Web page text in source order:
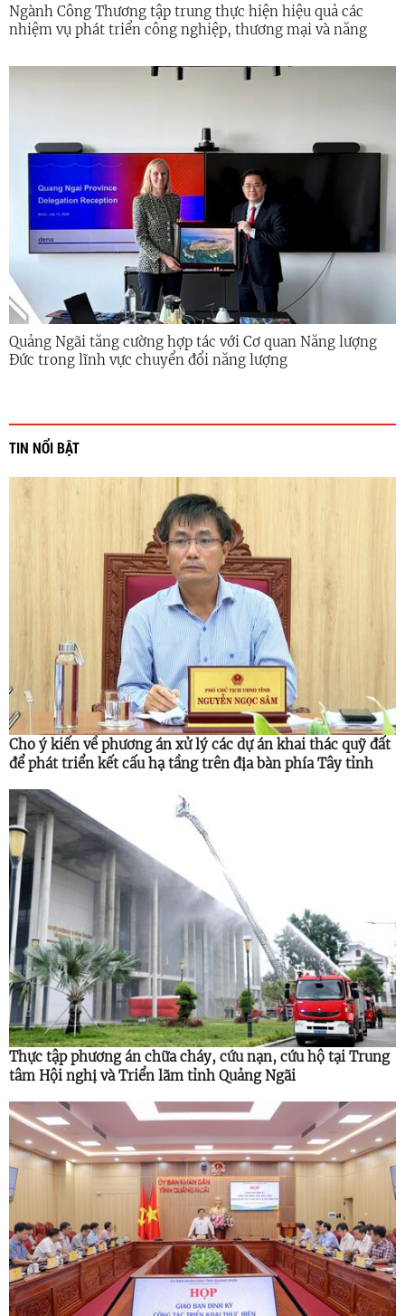
Ngành Công Thương tập trung thực hiện hiệu quả các
nhiệm vụ phát triển công nghiệp, thương mại và năng
Quảng Ngãi tăng cường hợp tác với Cơ quan Năng lượng
Đức trong lĩnh vực chuyển đổi năng lượng
TIN NỔI BẬT
Cho ý kiến về phương án xử lý các dự án khai thác quỹ đất
để phát triển kết cấu hạ tầng trên địa bàn phía Tây tỉnh
Thực tập phương án chữa cháy, cứu nạn, cứu hộ tại Trung
tâm Hội nghị và Triển lãm tỉnh Quảng Ngãi